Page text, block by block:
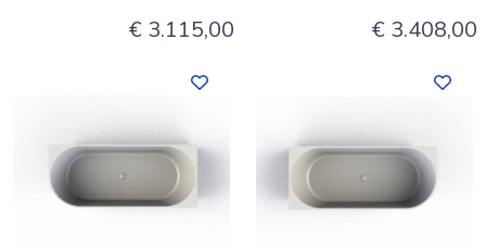
€ 3.115,00 € 3.408,00